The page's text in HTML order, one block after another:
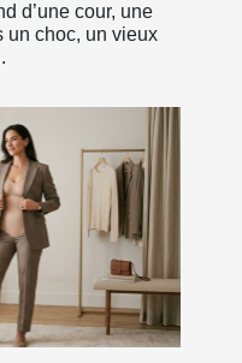
d’une cour, une
un choc, un vieux